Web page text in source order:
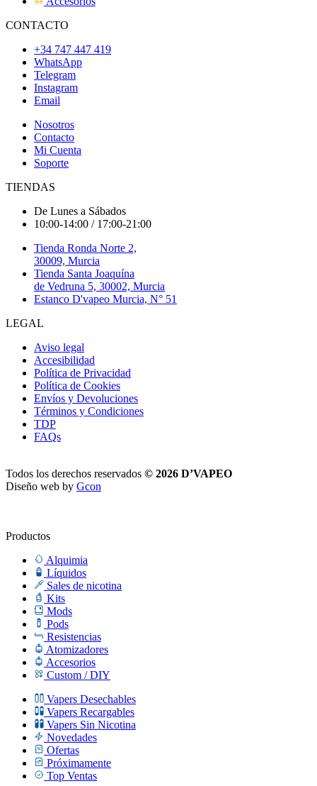
CONTACTO
+34 747 447 419
WhatsApp
Telegram
Instagram
Email
Nosotros
Contacto
Mi Cuenta
Soporte
TIENDAS
De Lunes a Sábados
10:00-14:00 / 17:00-21:00
Tienda Ronda Norte 2,
30009, Murcia
Tienda Santa Joaquína
de Vedruna 5, 30002, Murcia
Estanco D'vapeo Murcia, N° 51
LEGAL
Aviso legal
Accesibilidad
Política de Privacidad
Política de Cookies
Envíos y Devoluciones
Términos y Condiciones
TDP
FAQs
Todos los derechos reservados © 2026 D’VAPEO
Diseño web by Gcon
Productos
Alquimia
Líquidos
Sales de nicotina
Kits
Mods
Pods
Resistencias
Atomizadores
Accesorios
Custom / DIY
Vapers Desechables
Vapers Recargables
Vapers Sin Nicotina
Novedades
Ofertas
Próximamente
Top Ventas